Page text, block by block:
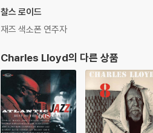
찰스 로이드
재즈 색소폰 연주자
Charles Lloyd의 다른 상품